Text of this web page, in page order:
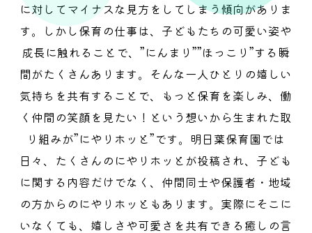
に対してマイナスな見方をしてしまう傾向がありま
す。しかし保育の仕事は、子どもたちの可愛い姿や
成長に触れることで、”にんまり””ほっこり”する瞬
間がたくさんあります。そんな一人ひとりの嬉しい
気持ちを共有することで、もっと保育を楽しみ、働
く仲間の笑顔を見たい！という想いから生まれた取
り組みが”にやりホッと”です。明日葉保育園では
日々、たくさんのにやりホッとが投稿され、子ども
に関する内容だけでなく、仲間同士や保護者・地域
の方からのにやりホッともあります。実際にそこに
いなくても、嬉しさや可愛さを共有できる癒しの言